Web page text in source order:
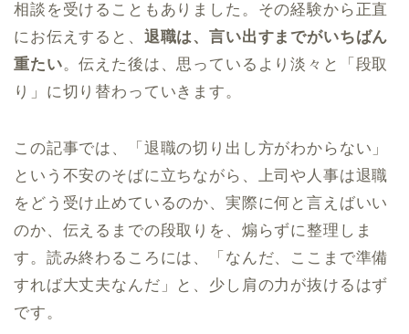
相談を受けることもありました。その経験から正直
にお伝えすると、 退職は、言い出すまでがいちばん
重たい。伝えた後は、思っているより淡々と「段取
り」に切り替わっていきます。
この記事では、「退職の切り出し方がわからない」
という不安のそばに立ちながら、上司や人事は退職
をどう受け止めているのか、実際に何と言えばいい
のか、伝えるまでの段取りを、煽らずに整理しま
す。読み終わるころには、「なんだ、ここまで準備
すれば大丈夫なんだ」と、少し肩の力が抜けるはず
です。